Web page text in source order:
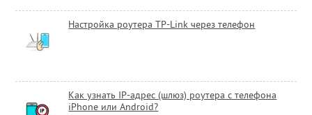
Настройка роутера TP-Link через телефон
Как узнать IP-адрес (шлюз) роутера с телефона
iPhone или Android?